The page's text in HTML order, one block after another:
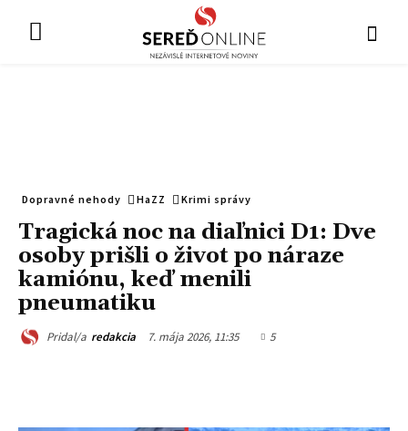
Dopravné nehody HaZZ Krimi správy
Tragická noc na diaľnici D1: Dve
osoby prišli o život po náraze
kamiónu, keď menili
pneumatiku
Pridal/a redakcia 7. mája 2026, 11:35 5